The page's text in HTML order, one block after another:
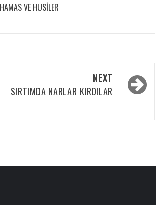
VE HUSILER
NEXT
SIRTIMDA NARLAR KIRDILAR